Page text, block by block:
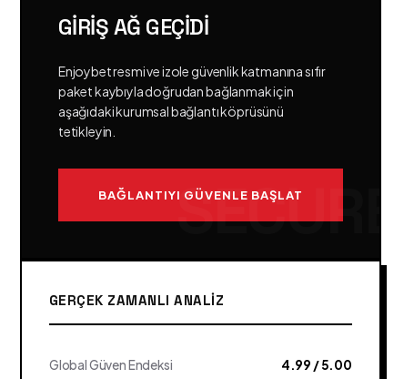
GIRIŞ AĞ GEÇIDI
Enjoybet resmi ve izole güvenlik katmanına sıfır
paket kaybıyla doğrudan bağlanmak için
aşağıdaki kurumsal bağlantı köprüsünü
tetikleyin.
BAĞLANTIYI GÜVENLE BAŞLAT
GERÇEK ZAMANLI ANALIZ
Global Güven Endeksi 4.99 / 5.00